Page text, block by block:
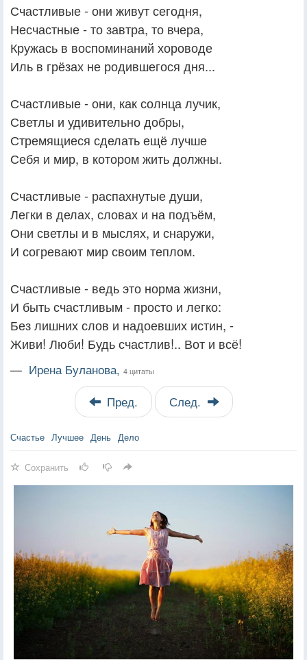
Счастливые - они живут сегодня,
Несчастные - то завтра, то вчера,
Кружась в воспоминаний хороводе
Иль в грёзах не родившегося дня...
Счастливые - они, как солнца лучик,
Светлы и удивительно добры,
Стремящиеся сделать ещё лучше
Себя и мир, в котором жить должны.
Счастливые - распахнутые души,
Легки в делах, словах и на подъём,
Они светлы и в мыслях, и снаружи,
И согревают мир своим теплом.
Счастливые - ведь это норма жизни,
И быть счастливым - просто и легко:
Без лишних слов и надоевших истин, -
Живи! Люби! Будь счастлив!.. Вот и всё!
— Ирена Буланова, 4 цитаты
Пред. След.
Счастье Лучшее День Дело
Сохранить